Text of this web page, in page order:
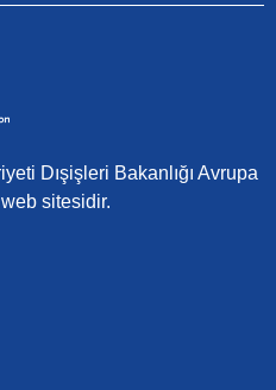
Dışişleri Bakanlığı Avrupa
web sitesidir.